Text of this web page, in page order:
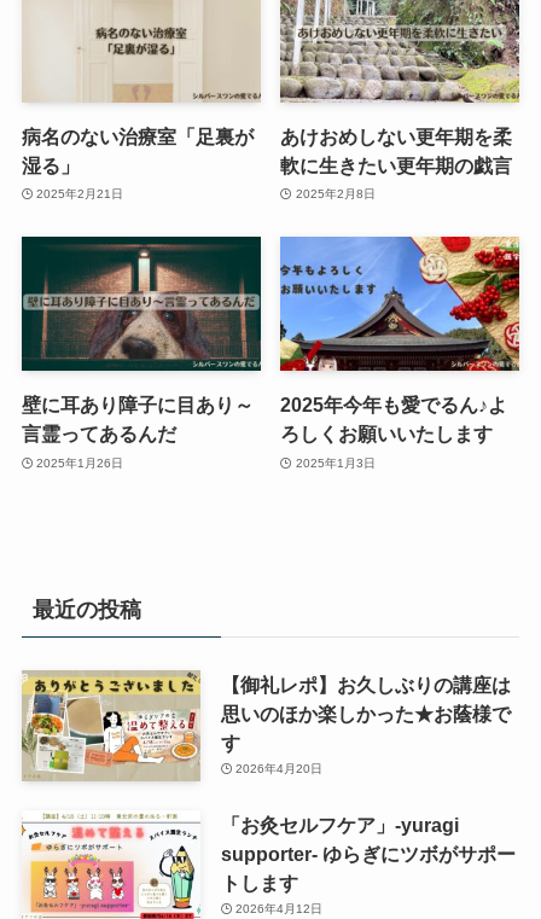
病名のない治療室「足裏が
湿る」
2025年2月21日
あけおめしない更年期を柔
軟に生きたい更年期の戯言
2025年2月8日
壁に耳あり障子に目あり～
言霊ってあるんだ
2025年1月26日
2025年今年も愛でるん♪よ
ろしくお願いいたします
2025年1月3日
最近の投稿
【御礼レポ】お久しぶりの講座は
思いのほか楽しかった★お蔭様で
す
2026年4月20日
「お灸セルフケア」-yuragi
supporter- ゆらぎにツボがサポー
トします
2026年4月12日